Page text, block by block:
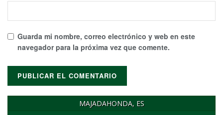
Guarda mi nombre, correo electrónico y web en este
navegador para la próxima vez que comente.
MAJADAHONDA, ES